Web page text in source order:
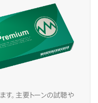
す。主要トーンの試聴や